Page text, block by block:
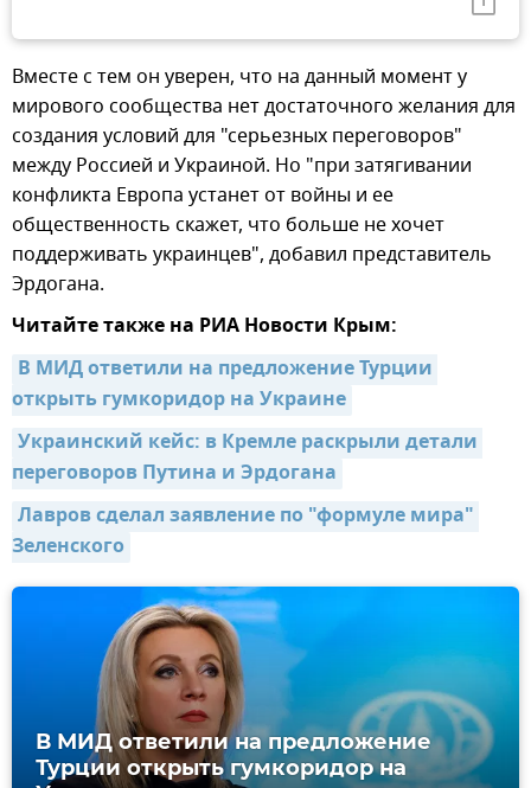
Вместе с тем он уверен, что на данный момент у
мирового сообщества нет достаточного желания для
создания условий для "серьезных переговоров"
между Россией и Украиной. Но "при затягивании
конфликта Европа устанет от войны и ее
общественность скажет, что больше не хочет
поддерживать украинцев", добавил представитель
Эрдогана.
Читайте также на РИА Новости Крым:
В МИД ответили на предложение Турции
открыть гумкоридор на Украине
Украинский кейс: в Кремле раскрыли детали
переговоров Путина и Эрдогана
Лавров сделал заявление по "формуле мира"
Зеленского
В МИД ответили на предложение
Турции открыть гумкоридор на